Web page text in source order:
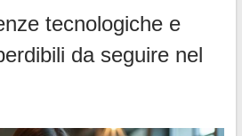
tecnologiche e
da seguire nel